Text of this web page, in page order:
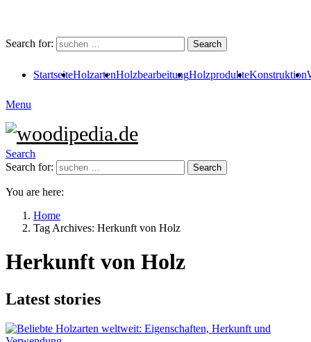
Search for: Search
StartseiteHolzartenHolzbearbeitungHolzprodukteKonstruktion
Menu
Search
Search for:
Search
You are here:
Home
Tag Archives: Herkunft von Holz
Herkunft von Holz
Latest stories